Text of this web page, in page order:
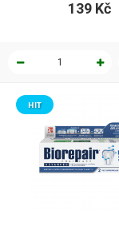
139 Kč
HIT